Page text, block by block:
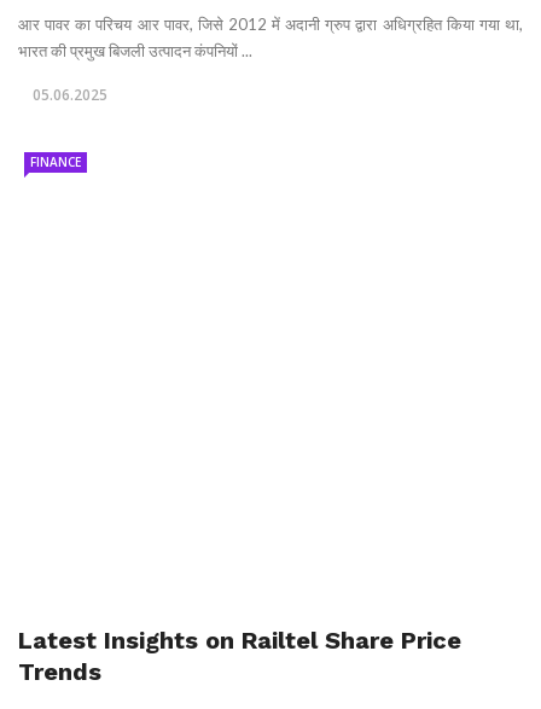
आर पावर का परिचय आर पावर, जिसे 2012 में अदानी ग्रुप द्वारा अधिग्रहित किया गया था,
भारत की प्रमुख बिजली उत्पादन कंपनियों ...
05.06.2025
FINANCE
Latest Insights on Railtel Share Price
Trends